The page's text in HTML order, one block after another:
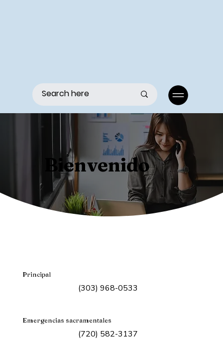
Menu
Principal
(303) 968-0533
Emergencias sacramentales
(720) 582-3137
Bienvenido